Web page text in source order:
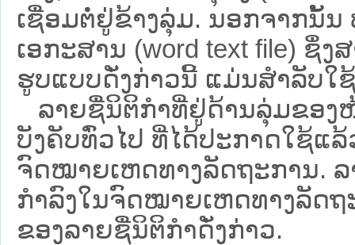
ເຊື່ອມຕໍ່ຢູ່ຂ້າງລຸ່ມ. ນອກຈາກນັ້ນ
ເອກະສານ (word text file) ຊຶ່
ຮູບແບບດັ່ງກ່າວນີ້ ແມ່ນສຳລັບໃ
ລາຍຊື່ນິຕິກຳທີ່ຢູ່ດ້ານລຸ່ມຂອງ
ບັງຄັບທົ່ວໄປ ທີ່ໄດ້ປະກາດໃຊ້ແ
ຈົດໝາຍເຫດທາງລັດຖະການ.
ກຳລົງໃນຈົດໝາຍເຫດທາງລັດ
ຂອງລາຍຊື່ນິຕິກໍາດັ່ງກ່າວ.